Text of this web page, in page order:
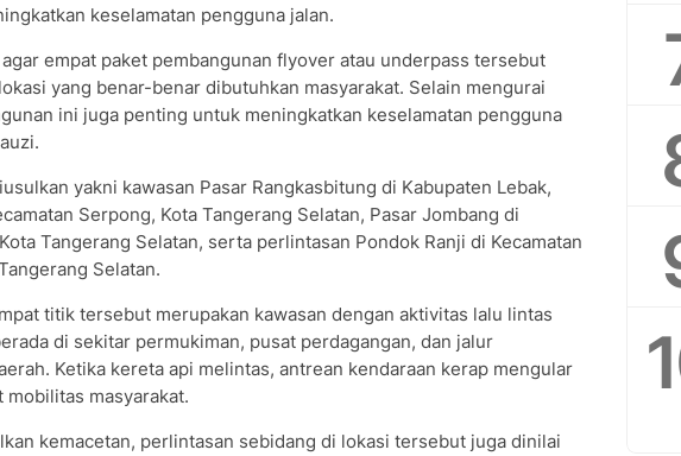
keselamatan pengguna jalan.
empat paket pembangunan flyover atau underpass tersebut
yang benar-benar dibutuhkan masyarakat. Selain mengurai
ini juga penting untuk meningkatkan keselamatan pengguna
yakni kawasan Pasar Rangkasbitung di Kabupaten Lebak,
Serpong, Kota Tangerang Selatan, Pasar Jombang di
Tangerang Selatan, serta perlintasan Pondok Ranji di Kecamatan
Selatan.
titik tersebut merupakan kawasan dengan aktivitas lalu lintas
di sekitar permukiman, pusat perdagangan, dan jalur
Ketika kereta api melintas, antrean kendaraan kerap mengular
mobilitas masyarakat.
kemacetan, perlintasan sebidang di lokasi tersebut juga dinilai